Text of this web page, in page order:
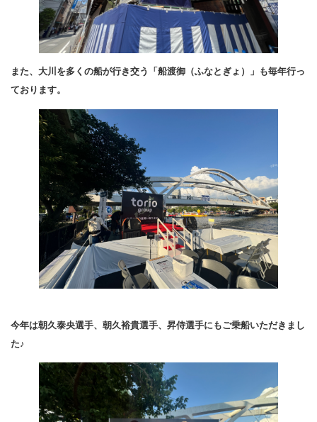
また、大川を多くの船が行き交う「船渡御（ふなとぎょ）」も毎年行っ
ております。
今年は朝久泰央選手、朝久裕貴選手、昇侍選手にもご乗船いただきまし
た♪